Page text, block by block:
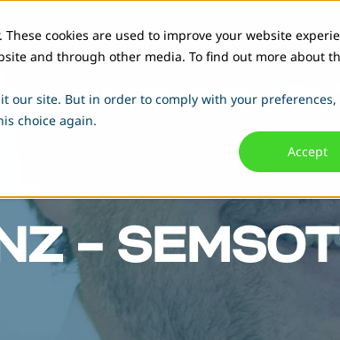
cookies are used to improve your website
and through other media. To find out more about
our site. But in order to comply with your
choice again.
Accept
–